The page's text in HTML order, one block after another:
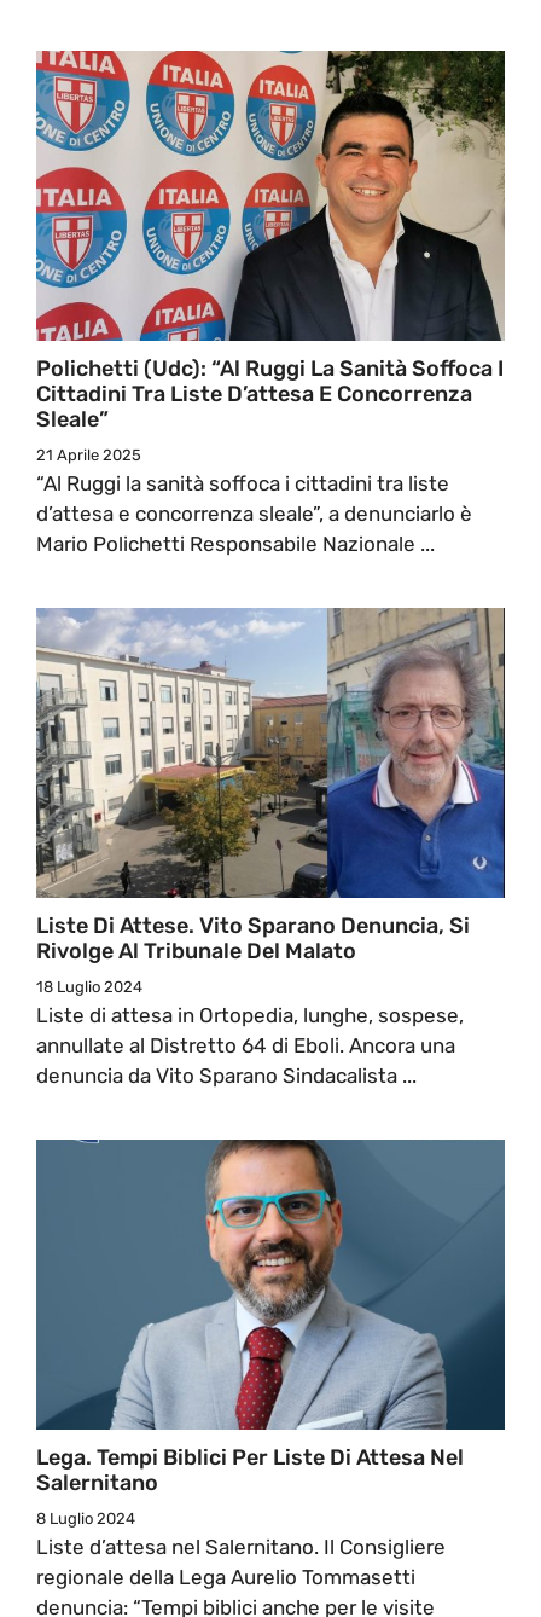
Polichetti (Udc): “Al Ruggi La Sanità Soffoca I
Cittadini Tra Liste D’attesa E Concorrenza
Sleale”
21 Aprile 2025
“Al Ruggi la sanità soffoca i cittadini tra liste
d’attesa e concorrenza sleale”, a denunciarlo è
Mario Polichetti Responsabile Nazionale ...
Liste Di Attese. Vito Sparano Denuncia, Si
Rivolge Al Tribunale Del Malato
18 Luglio 2024
Liste di attesa in Ortopedia, lunghe, sospese,
annullate al Distretto 64 di Eboli. Ancora una
denuncia da Vito Sparano Sindacalista ...
Lega. Tempi Biblici Per Liste Di Attesa Nel
Salernitano
8 Luglio 2024
Liste d’attesa nel Salernitano. Il Consigliere
regionale della Lega Aurelio Tommasetti
denuncia: “Tempi biblici anche per le visite